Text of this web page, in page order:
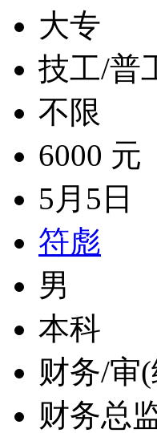
大专
技工/普
不限
6000 元
5月5日
符彪
男
本科
财务/审
财务总